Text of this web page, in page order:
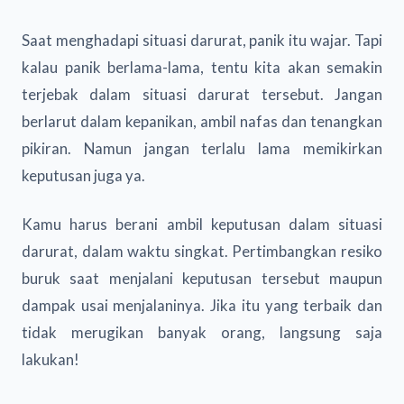
Saat menghadapi situasi darurat, panik itu wajar. Tapi
kalau panik berlama-lama, tentu kita akan semakin
terjebak dalam situasi darurat tersebut. Jangan
berlarut dalam kepanikan, ambil nafas dan tenangkan
pikiran. Namun jangan terlalu lama memikirkan
keputusan juga ya.
Kamu harus berani ambil keputusan dalam situasi
darurat, dalam waktu singkat. Pertimbangkan resiko
buruk saat menjalani keputusan tersebut maupun
dampak usai menjalaninya. Jika itu yang terbaik dan
tidak merugikan banyak orang, langsung saja
lakukan!